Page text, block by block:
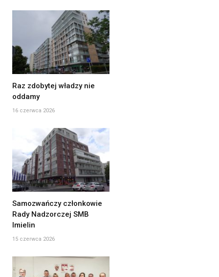
Raz zdobytej władzy nie
oddamy
16 czerwca 2026
Samozwańczy członkowie
Rady Nadzorczej SMB
Imielin
15 czerwca 2026